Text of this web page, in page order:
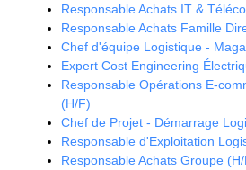
Responsable Achats IT &
Responsable Achats Famille
Chef d'équipe Logistique -
Expert Cost Engineering
Responsable Opérations E-
(H/F)
Chef de Projet - Démarrage
Responsable d'Exploitation
Responsable Achats Groupe